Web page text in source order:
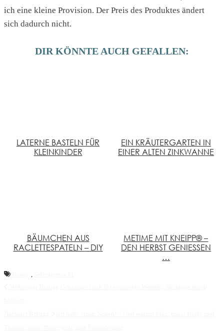
ich eine kleine Provision. Der Preis des Produktes ändert
sich dadurch nicht.
DIR KÖNNTE AUCH GEFALLEN:
LATERNE BASTELN FÜR
KLEINKINDER
EIN KRÄUTERGARTEN IN
EINER ALTEN ZINKWANNE
BÄUMCHEN AUS
RACLETTESPATELN – DIY
METIME MIT KNEIPP® –
DEN HERBST GENIESSEN …